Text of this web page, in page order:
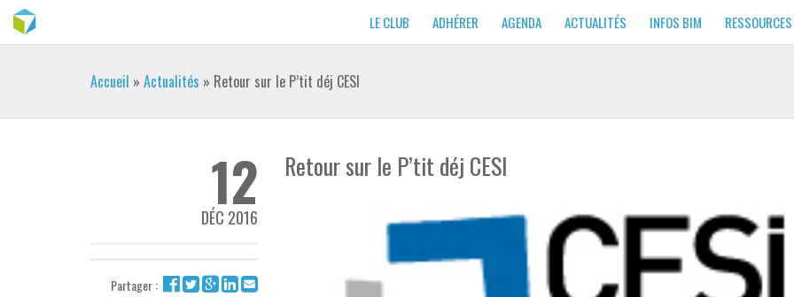
LE CLUB ADHÉRER AGENDA ACTUALITÉS INFOS BIM
Accueil » Actualités » Retour sur le P’tit déj CESI
12
DÉC 2016
Partager :
Retour sur le P’tit déj CESI